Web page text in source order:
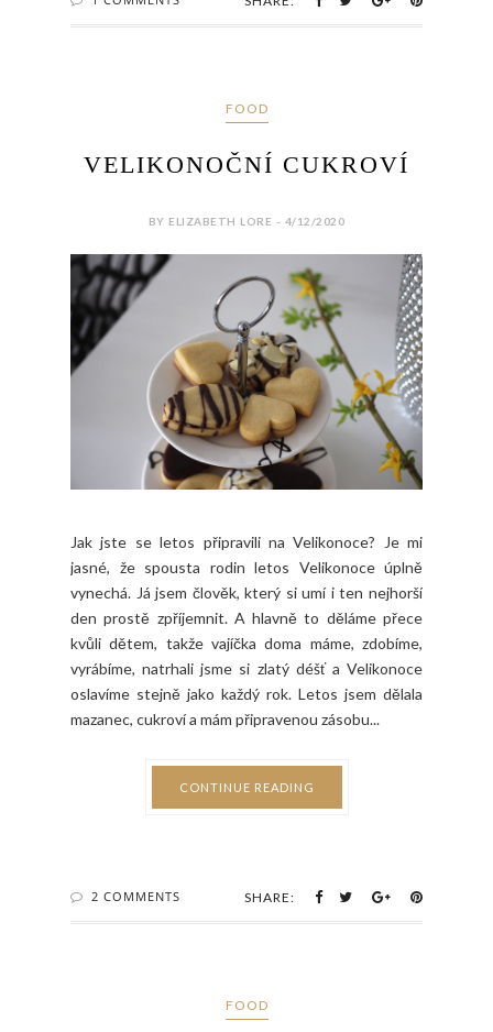
FOOD
VELIKONOČNÍ CUKROVÍ
BY ELIZABETH LORE - 4/12/2020
Jak jste se letos připravili na Velikonoce? Je mi
jasné, že spousta rodin letos Velikonoce úplně
vynechá. Já jsem člověk, který si umí i ten nejhorší
den prostě zpříjemnit. A hlavně to děláme přece
kvůli dětem, takže vajíčka doma máme, zdobíme,
vyrábíme, natrhali jsme si zlatý déšť a Velikonoce
oslavíme stejně jako každý rok. Letos jsem dělala
mazanec, cukroví a mám připravenou zásobu...
CONTINUE READING
2 COMMENTS SHARE:
FOOD